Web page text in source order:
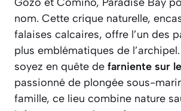
Gozo et Comino, Paradise Bay
nom. Cette crique naturelle,
falaises calcaires, offre l’un des
plus emblématiques de
soyez en quête de farniente sur
passionné de plongée sous-
famille, ce lieu combine nature